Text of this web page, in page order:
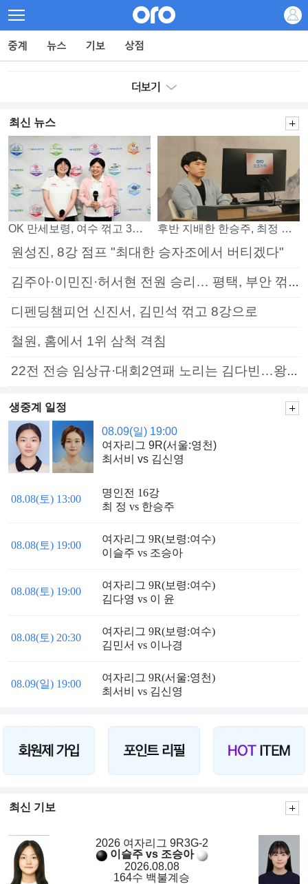
최신 뉴스
OK 만세보령, 여수 꺾고 3연패 탈출 후반 지배한 한승주, 최정 꺾고 8강 진출
원성진, 8강 점프 "최대한 승자조에서 버티겠다"
김주아·이민진·허서현 전원 승리… 평택, 부안 꺾고 5연승
디펜딩챔피언 신진서, 김민석 꺾고 8강으로
철원, 홈에서 1위 삼척 격침
22전 전승 임상규·대회2연패 노리는 김다빈…왕중왕전 16강 7일부터
생중계 일정
08.09(일) 19:00
여자리그 9R(서울:영천)
최서비 vs 김신영
08.08(토) 13:00
명인전 16강
최 정 vs 한승주
08.08(토) 19:00
여자리그 9R(보령:여수)
이슬주 vs 조승아
08.08(토) 19:00
여자리그 9R(보령:여수)
김다영 vs 이 윤
08.08(토) 20:30
여자리그 9R(보령:여수)
김민서 vs 이나경
08.09(일) 19:00
여자리그 9R(서울:영천)
최서비 vs 김신영
최신 기보
2026 여자리그 9R3G-2
이슬주 vs 조승아
2026.08.08
164수 백불계승